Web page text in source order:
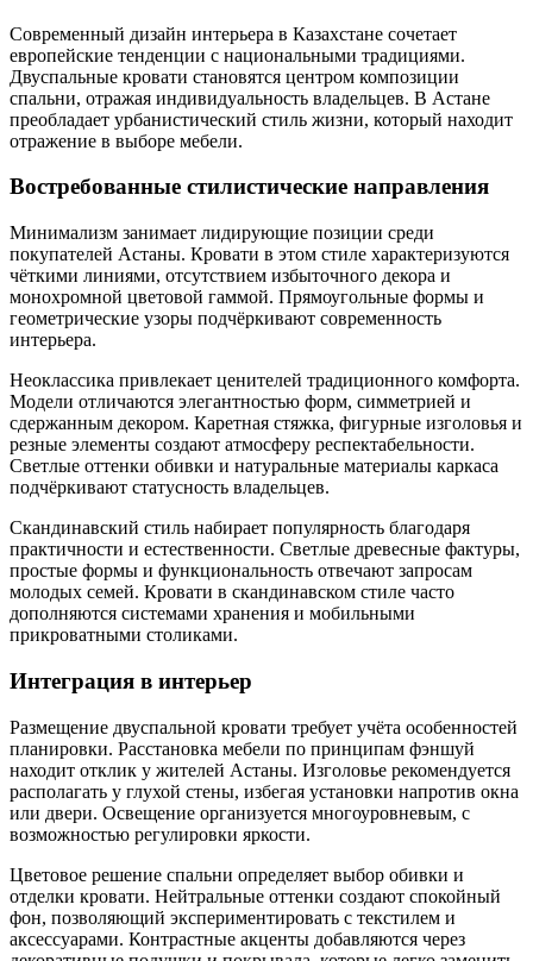
Современный дизайн интерьера в Казахстане сочетает
европейские тенденции с национальными традициями.
Двуспальные кровати становятся центром композиции
спальни, отражая индивидуальность владельцев. В Астане
преобладает урбанистический стиль жизни, который находит
отражение в выборе мебели.
Востребованные стилистические направления
Минимализм занимает лидирующие позиции среди
покупателей Астаны. Кровати в этом стиле характеризуются
чёткими линиями, отсутствием избыточного декора и
монохромной цветовой гаммой. Прямоугольные формы и
геометрические узоры подчёркивают современность
интерьера.
Неоклассика привлекает ценителей традиционного комфорта.
Модели отличаются элегантностью форм, симметрией и
сдержанным декором. Каретная стяжка, фигурные изголовья и
резные элементы создают атмосферу респектабельности.
Светлые оттенки обивки и натуральные материалы каркаса
подчёркивают статусность владельцев.
Скандинавский стиль набирает популярность благодаря
практичности и естественности. Светлые древесные фактуры,
простые формы и функциональность отвечают запросам
молодых семей. Кровати в скандинавском стиле часто
дополняются системами хранения и мобильными
прикроватными столиками.
Интеграция в интерьер
Размещение двуспальной кровати требует учёта особенностей
планировки. Расстановка мебели по принципам фэншуй
находит отклик у жителей Астаны. Изголовье рекомендуется
располагать у глухой стены, избегая установки напротив окна
или двери. Освещение организуется многоуровневым, с
возможностью регулировки яркости.
Цветовое решение спальни определяет выбор обивки и
отделки кровати. Нейтральные оттенки создают спокойный
фон, позволяющий экспериментировать с текстилем и
аксессуарами. Контрастные акценты добавляются через